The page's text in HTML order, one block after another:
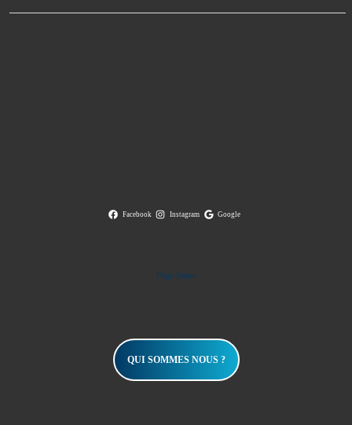
Facebook Instagram Google
Page Jaune
QUI SOMMES NOUS ?